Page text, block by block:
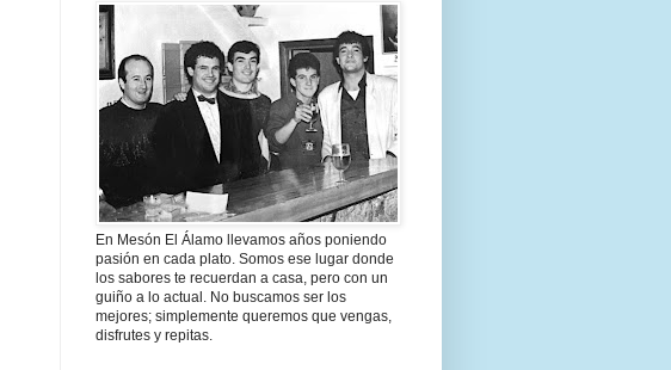
En Mesón El Álamo llevamos años poniendo
pasión en cada plato. Somos ese lugar donde
los sabores te recuerdan a casa, pero con un
guiño a lo actual. No buscamos ser los
mejores; simplemente queremos que vengas,
disfrutes y repitas.